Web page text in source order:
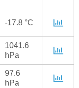
-17.8 °C
1041.6
hPa
97.6
hPa